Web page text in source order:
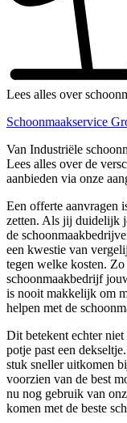
Lees alles over
Schoonmaakservice
Van Industriële
Lees alles over de
aanbieden via onze
Een offerte aanvragen
zetten. Als jij duidelijk
de
een kwestie van
tegen welke kosten.
schoonmaakbedrijf
is nooit makkelijk om
helpen met de
Dit betekent echter
potje past een
stuk sneller uitkomen
voorzien van de best
nu nog gebruik van
komen met de beste